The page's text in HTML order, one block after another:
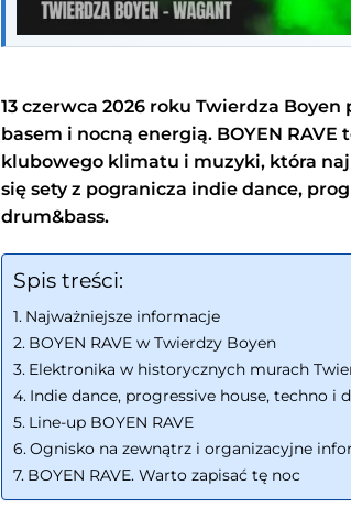
13 czerwca 2026 roku Twierdza
basem i nocną energią. BOYEN
klubowego klimatu i muzyki, która
się sety z pogranicza indie dance,
drum&bass.
Spis treści:
Najważniejsze informacje
BOYEN RAVE w Twierdzy Boyen
Elektronika w historycznych murach
Indie dance, progressive house, techno i
Line-up BOYEN RAVE
Ognisko na zewnątrz i organizacyjne
BOYEN RAVE. Warto zapisać tę noc